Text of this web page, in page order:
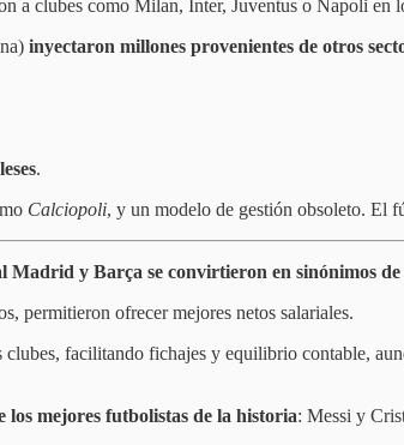
a clubes como Milan, Inter, Juventus o Napoli en
inyectaron millones provenientes de otros
.
Calciopoli, y un modelo de gestión obsoleto. El
Madrid y Barça se convirtieron en sinónimos
permitieron ofrecer mejores netos salariales.
facilitando fichajes y equilibrio contable,
los mejores futbolistas de la historia: Messi y